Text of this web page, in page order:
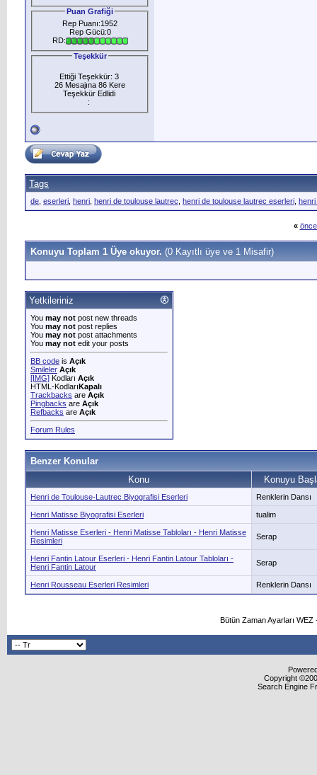
Puan Grafiği
Rep Puanı:1952
Rep Gücü:0
RD:
Teşekkür
Ettiği Teşekkür: 3
26 Mesajına 86 Kere
Teşekkür Edlidi
:
Tags
de eserleri henri henri de toulouse lautrec henri de toulouse lautrec eserleri
«
Konuyu Toplam 1 Üye okuyor. (0 Kayıtlı üye ve 1 Misafir)
Yetkileriniz
You may not post new threads
You may not post replies
You may not post attachments
You may not edit your posts
BB code is Açık
Smileler Açık
[IMG] Kodları Açık
HTML-KodlarıKapalı
Trackbacks are Açık
Pingbacks are Açık
Refbacks are Açık
Forum Rules
Benzer Konular
Konu
Konuyu
Henri de Toulouse-Lautrec Biyografisi Eserleri Renklerin Dansı
Henri Matisse Biyografisi Eserleri tualim
Henri Matisse Eserleri - Henri Matisse Tabloları - Henri Matisse
Resimleri
Serap
Henri Fantin Latour Eserleri - Henri Fantin Latour Tabloları -
Henri Fantin Latour
Serap
Henri Rousseau Eserleri Resimleri Renklerin Dansı
Bütün Zaman Ayarları
Copyright
Search Engine